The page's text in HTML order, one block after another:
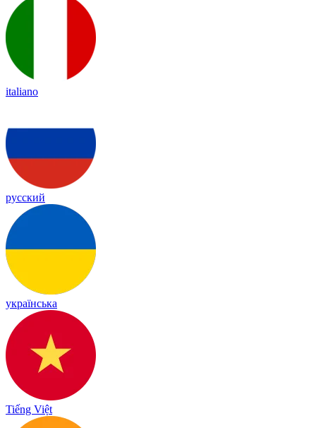
italiano
русский
українська
Tiếng Việt